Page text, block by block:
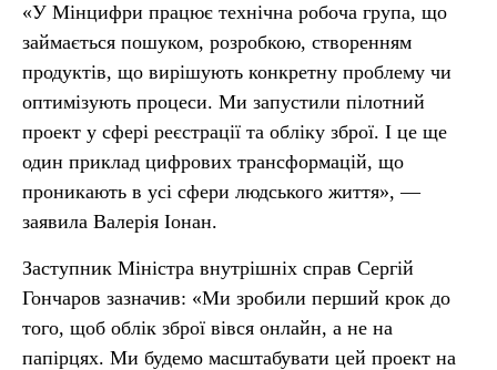
«У Мінцифри працює технічна робоча група, що
займається пошуком, розробкою, створенням
продуктів, що вирішують конкретну проблему чи
оптимізують процеси. Ми запустили пілотний
проект у сфері реєстрації та обліку зброї. І це ще
один приклад цифрових трансформацій, що
проникають в усі сфери людського життя», —
заявила Валерія Іонан.
Заступник Міністра внутрішніх справ Сергій
Гончаров зазначив: «Ми зробили перший крок до
того, щоб облік зброї вівся онлайн, а не на
папірцях. Ми будемо масштабувати цей проект на